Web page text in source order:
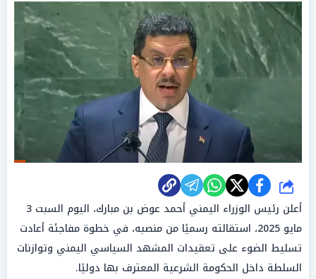
شارك
أعلن رئيس الوزراء اليمني أحمد عوض بن مبارك، اليوم السبت 3
مايو 2025، استقالته رسميًا من منصبه، في خطوة مفاجئة أعادت
تسليط الضوء على تعقيدات المشهد السياسي اليمني وتوازنات
السلطة داخل الحكومة الشرعية المعترف بها دوليًا.